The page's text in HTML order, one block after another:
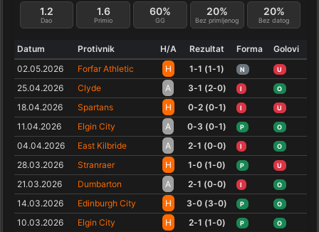
Dao
1.2
Primio
1.6
GG
60%
Bez primljenog
20%
Bez datog
20%
Datum Protivnik H/A Rezultat Forma
Golovi
02.05.2026
Forfar Athletic H 1-1 (1-1) N U
25.04.2026 Clyde A 3-1 (2-0) I O
18.04.2026 Spartans H 0-2 (0-1) I U
11.04.2026 Elgin City A 0-3 (0-1) P O
04.04.2026 East Kilbride A 2-1 (0-0) I O
28.03.2026 Stranraer H 1-0 (1-0) P U
21.03.2026 Dumbarton A 2-1 (0-0) I O
14.03.2026 Edinburgh City H 3-0 (3-0) P O
10.03.2026 Elgin City H 2-1 (1-0) P O